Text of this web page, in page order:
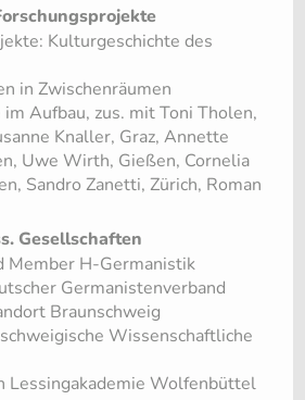
Kulturgeschichte des
in Zwischenräumen
Aufbau, zus. mit Toni Tholen,
Knaller, Graz, Annette
Uwe Wirth, Gießen, Cornelia
Sandro Zanetti, Zürich, Roman
Gesellschaften
Member H-Germanistik
Germanistenverband
Braunschweig
Wissenschaftliche
Lessingakademie Wolfenbüttel